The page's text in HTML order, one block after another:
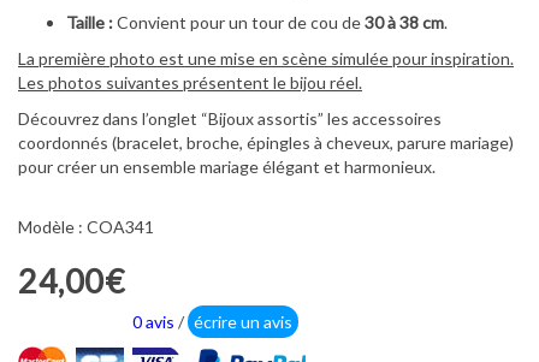
Taille :Convient pour un tour de cou de30 à 38 cm.
La première photo est une mise en scène simulée pour inspiration.
Les photos suivantes présentent le bijou réel.
Découvrez dans l’onglet “Bijoux assortis” les accessoires
coordonnés (bracelet, broche, épingles à cheveux, parure mariage)
pour créer un ensemble mariage élégant et harmonieux.
Modèle : COA341
24,00€
0 avis / écrire un avis